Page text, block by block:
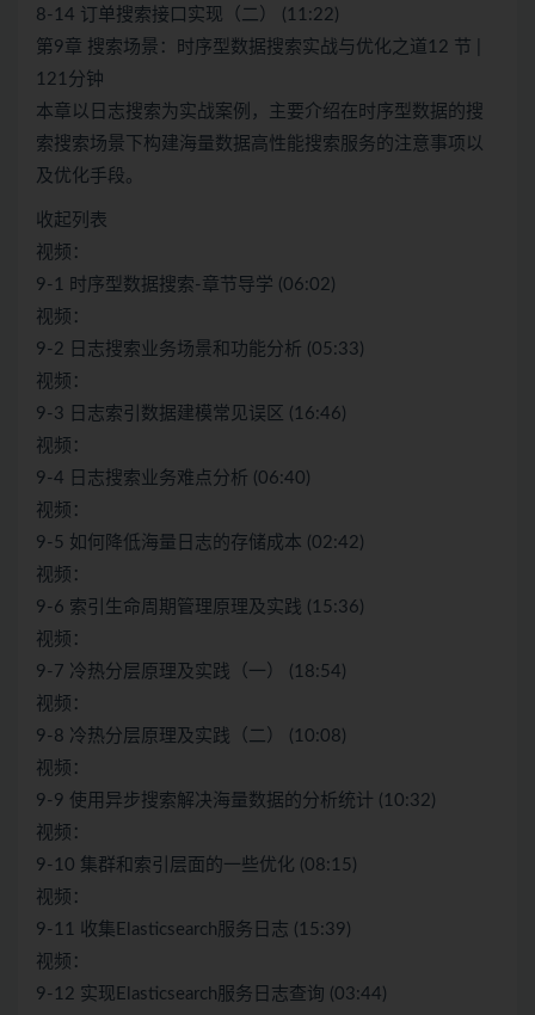
8-14 订单搜索接口实现（二） (11:22)
第9章 搜索场景：时序型数据搜索实战与优化之道12 节 |
121分钟
本章以日志搜索为实战案例，主要介绍在时序型数据的搜
索搜索场景下构建海量数据高性能搜索服务的注意事项以
及优化手段。
收起列表
视频：
9-1 时序型数据搜索-章节导学 (06:02)
视频：
9-2 日志搜索业务场景和功能分析 (05:33)
视频：
9-3 日志索引数据建模常见误区 (16:46)
视频：
9-4 日志搜索业务难点分析 (06:40)
视频：
9-5 如何降低海量日志的存储成本 (02:42)
视频：
9-6 索引生命周期管理原理及实践 (15:36)
视频：
9-7 冷热分层原理及实践（一） (18:54)
视频：
9-8 冷热分层原理及实践（二） (10:08)
视频：
9-9 使用异步搜索解决海量数据的分析统计 (10:32)
视频：
9-10 集群和索引层面的一些优化 (08:15)
视频：
9-11 收集Elasticsearch服务日志 (15:39)
视频：
9-12 实现Elasticsearch服务日志查询 (03:44)